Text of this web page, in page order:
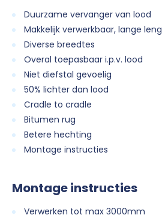
Duurzame vervanger van lood
Makkelijk verwerkbaar, lange
Diverse breedtes
Overal toepasbaar i.p.v. lood
Niet diefstal gevoelig
50% lichter dan lood
Cradle to cradle
Bitumen rug
Betere hechting
Montage instructies
Montage instructies
Verwerken tot max 3000mm